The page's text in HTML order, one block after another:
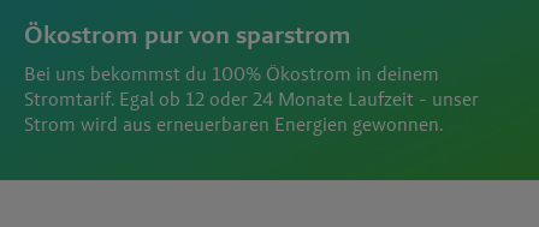
Ökostrom pur von sparstrom
Bei uns bekommst du 100% Ökostrom in deinem
Stromtarif. Egal ob 12 oder 24 Monate Laufzeit - unser
Strom wird aus erneuerbaren Energien gewonnen.